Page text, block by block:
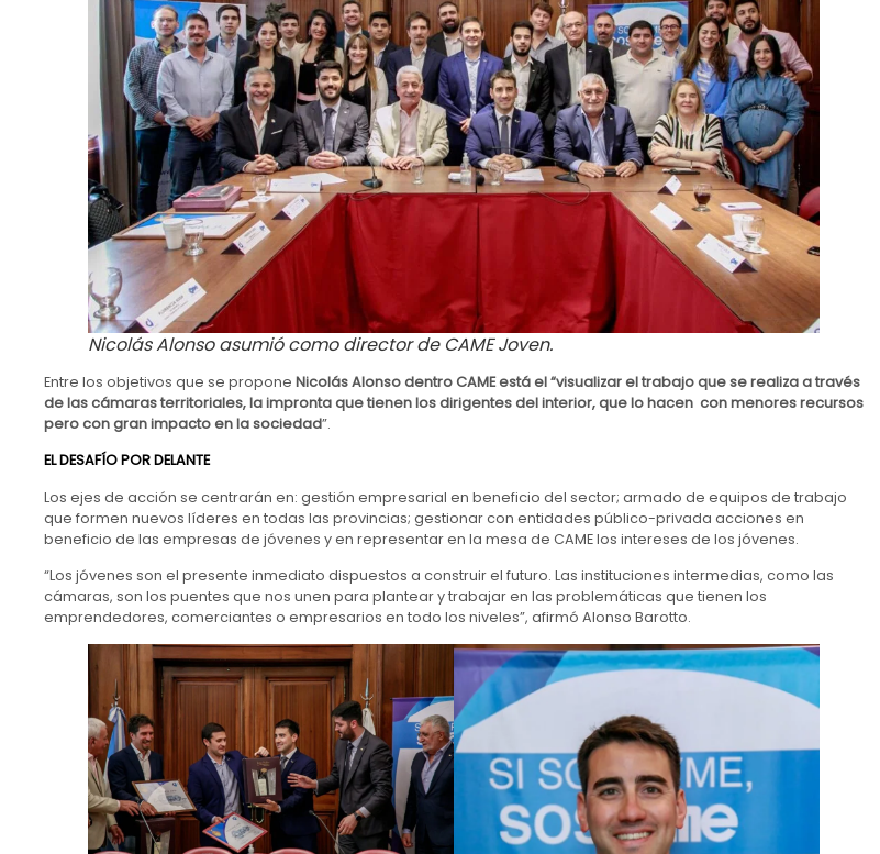
Nicolás Alonso asumió como director de CAME Joven.
Entre los objetivos que se propone Nicolás Alonso dentro CAME está el “visualizar el trabajo que se realiza a través
de las cámaras territoriales, la impronta que tienen los dirigentes del interior, que lo hacen con menores recursos
pero con gran impacto en la sociedad”.
EL DESAFÍO POR DELANTE
Los ejes de acción se centrarán en: gestión empresarial en beneficio del sector; armado de equipos de trabajo
que formen nuevos líderes en todas las provincias; gestionar con entidades público-privada acciones en
beneficio de las empresas de jóvenes y en representar en la mesa de CAME los intereses de los jóvenes.
“Los jóvenes son el presente inmediato dispuestos a construir el futuro. Las instituciones intermedias, como las
cámaras, son los puentes que nos unen para plantear y trabajar en las problemáticas que tienen los
emprendedores, comerciantes o empresarios en todo los niveles”, afirmó Alonso Barotto.